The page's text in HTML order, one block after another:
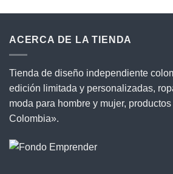
ACERCA DE LA TIENDA
Tienda de diseño independiente
edición limitada y personalizadas,
moda para hombre y mujer,
Colombia».